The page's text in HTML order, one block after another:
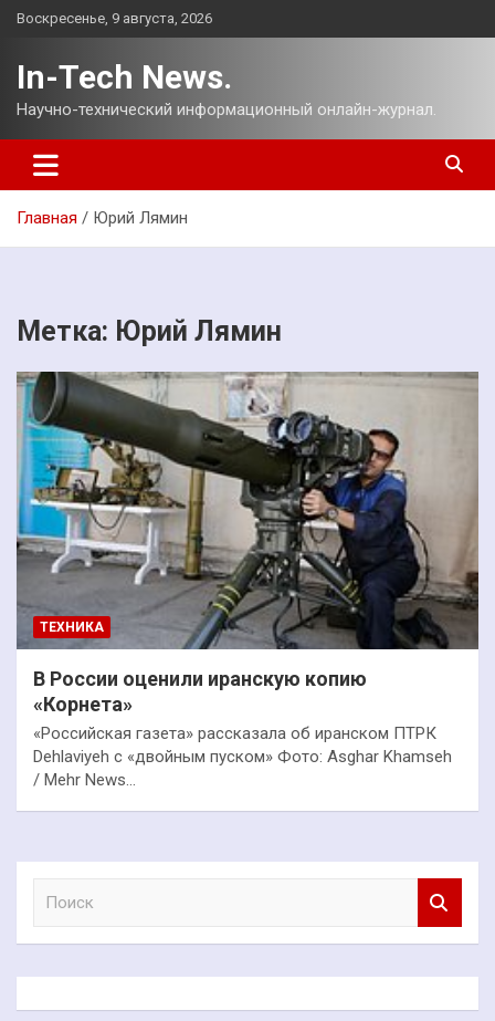
Перейти
Воскресенье, 9 августа, 2026
In-Tech News.
Научно-технический информационный онлайн-журнал.
Главная Юрий Лямин
Метка: Юрий Лямин
ТЕХНИКА
В России оценили иранскую копию
«Корнета»
«Российская газета» рассказала об иранском ПТРК
Dehlaviyeh с «двойным пуском» Фото: Asghar Khamseh
/ Mehr News…
к